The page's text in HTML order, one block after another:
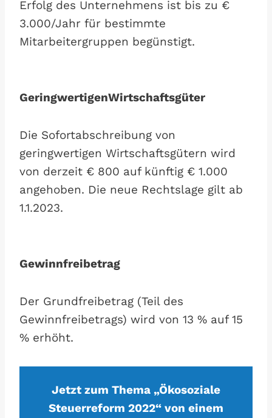
Erfolg des Unternehmens ist bis zu €
3.000/Jahr für bestimmte
Mitarbeitergruppen begünstigt.
GeringwertigenWirtschaftsgüter
Die Sofortabschreibung von
geringwertigen Wirtschaftsgütern wird
von derzeit € 800 auf künftig € 1.000
angehoben. Die neue Rechtslage gilt ab
1.1.2023.
Gewinnfreibetrag
Der Grundfreibetrag (Teil des
Gewinnfreibetrags) wird von 13 % auf 15
% erhöht.
Jetzt zum Thema „Ökosoziale
Steuerreform 2022“ von einem